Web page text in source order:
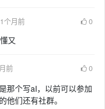
1个月前 0
又
前 0
那个写aI，以前可以参加
他们还有社群。